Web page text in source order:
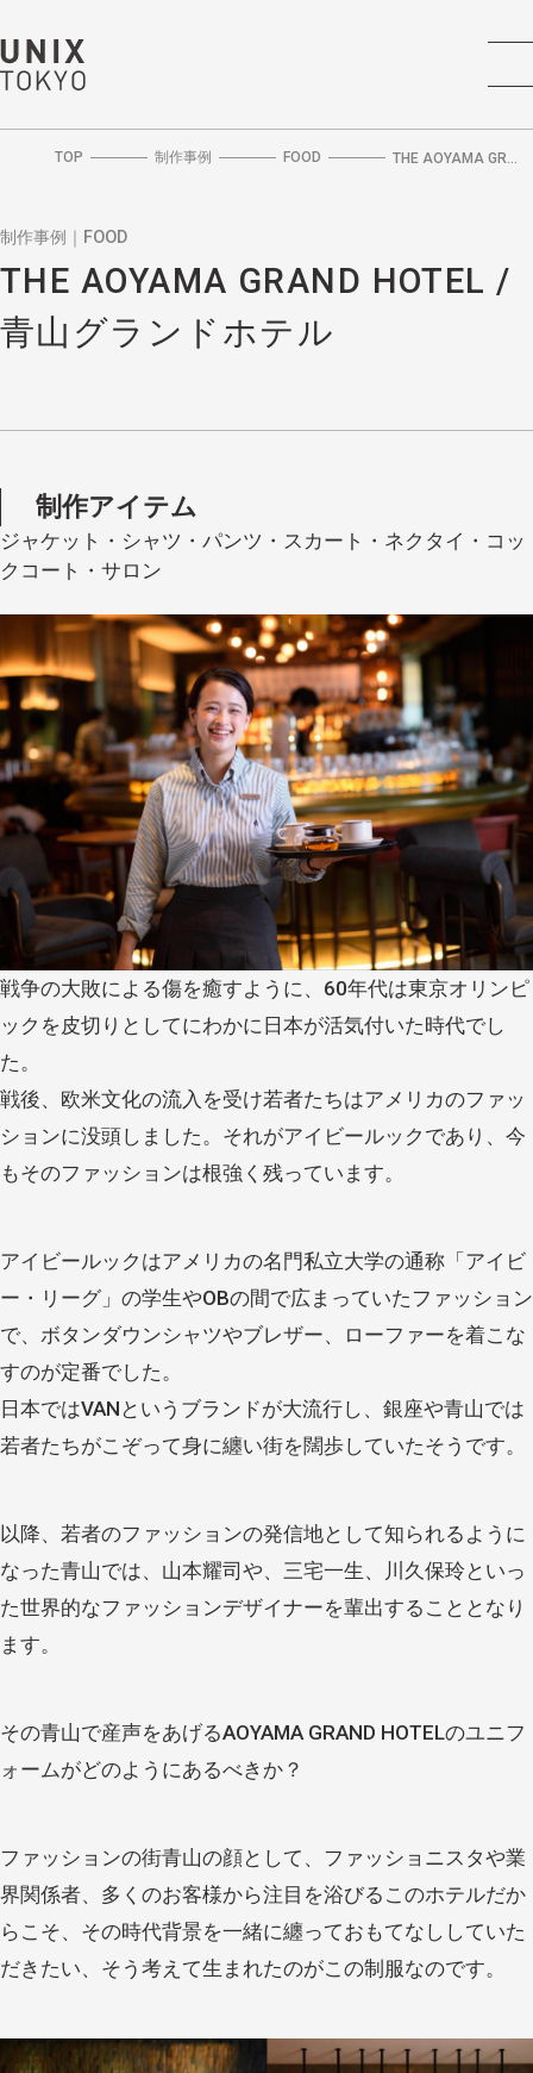
制作事例｜FOOD
THE AOYAMA GRAND HOTEL /
青山グランドホテル
TOP 制作事例 FOOD
制作アイテム
ジャケット・シャツ・パンツ・スカート・ネクタイ・コッ
クコート・サロン
戦争の大敗による傷を癒すように、 60年代は東京オリンピ
ックを皮切りとしてにわかに日本が活気付いた時代でし
た。
戦後、欧米文化の流入を受け若者たちはアメリカのファッ
ションに没頭しました。それがアイビールックであり、今
もそのファッションは根強く残っています。
アイビールックはアメリカの名門私立大学の通称「アイビ
ー・リーグ」の学生やOBの間で広まっていたファッション
で、ボタンダウンシャツやブレザー、ローファーを着こな
すのが定番でした。
日本ではVAN というブランドが大流行し、銀座や青山では
若者たちがこぞって身に纏い街を闊歩していたそうです。
以降、若者のファッションの発信地として知られるように
なった青山では、山本耀司や、三宅一生、川久保玲といっ
た世界的なファッションデザイナーを輩出することとなり
ます。
その青山で産声をあげるAOYAMA GRAND HOTELのユニフ
ォームがどのようにあるべきか？
ファッションの街青山の顔として、ファッショニスタや業
界関係者、多くのお客様から注目を浴びるこのホテルだか
らこそ、その時代背景を一緒に纏っておもてなししていた
だきたい、そう考えて生まれたのがこの制服なのです。